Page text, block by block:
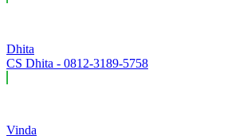
Dhita
CS Dhita - 0812-3189-5758
Vinda